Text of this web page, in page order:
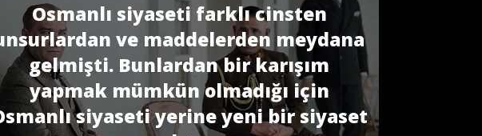
Osmanlı siyaseti farklı cinsten
ve maddelerden meydana
gelmişti. Bunlardan bir karışım
yapmak mümkün olmadığı için
siyaseti yerine yeni bir siyaset